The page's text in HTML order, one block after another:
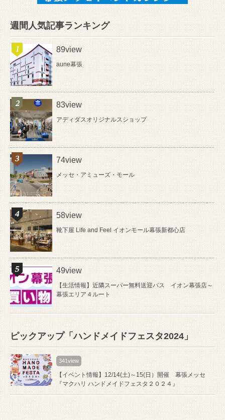
週間人気記事ランキング
89view
aune幕張
83view
アディダスオリジナルスショップ
74view
メッセ・アミューズ・モール
58view
靴下屋 Life and Feel イオンモール幕張新都心店
49view
【生活情報】近隣スーパー無料送迎バス イオン幕張店～
幕張エリア４ルート
ピックアップ「ハンドメイドフェスタ2024」
341view
【イベント情報】12/14(土)～15(日）開催 幕張メッセ
『マクハリ ハンドメイドフェスタ２０２４』